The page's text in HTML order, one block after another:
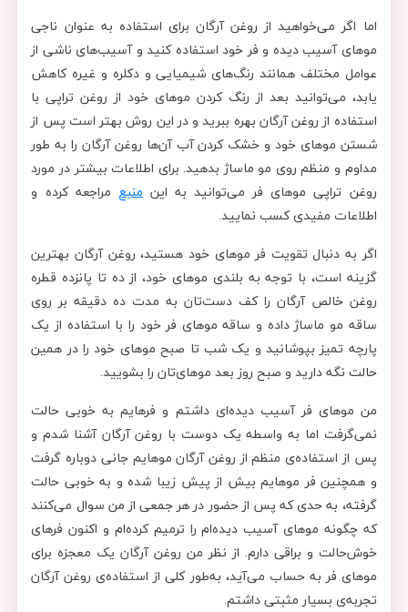
اما اگر می‌خواهید از روغن آرگان برای استفاده به عنوان ناجی
موهای آسیب دیده و فر خود استفاده کنید و آسیب‌های ناشی از
عوامل مختلف همانند رنگ‌های شیمیایی و دکلره و غیره کاهش
یابد، می‌توانید بعد از رنگ کردن موهای خود از روغن تراپی با
استفاده از روغن آرگان بهره ببرید و در این روش بهتر است پس از
شستن موهای خود و خشک کردن آب آن‌ها روغن آرگان را به طور
مداوم و منظم روی مو ماساژ بدهید. برای اطلاعات بیشتر در مورد
روغن تراپی موهای فر می‌توانید به اینمنبع مراجعه کرده و
اطلاعات مفیدی کسب نمایید.
اگر به دنبال تقویت فر موهای خود هستید، روغن آرگان بهترین
گزینه است، با توجه به بلندی موهای خود، از ده تا پانزده قطره
روغن خالص آرگان را کف دست‌تان به مدت ده دقیقه بر روی
ساقه مو ماساژ داده و ساقه موهای فر خود را با استفاده از یک
پارچه تمیز بپوشانید و یک شب تا صبح موهای خود را در همین
حالت نگه دارید و صبح روز بعد موهای‌تان را بشویید.
من موهای فر آسیب دیده‌ای داشتم و فرهایم به خوبی حالت
نمی‌گرفت اما به واسطه یک دوست با روغن آرگان آشنا شدم و
پس از استفاده‌ی منظم از روغن آرگان موهایم جانی دوباره گرفت
و همچنین فر موهایم بیش از پیش زیبا شده و به خوبی حالت
گرفته، به حدی که پس از حضور در هر جمعی از من سوال می‌کنند
که چگونه موهای آسیب دیده‌ام را ترمیم کرده‌ام و اکنون فرهای
خوش‌حالت و براقی دارم. از نظر من روغن آرگان یک معجزه برای
موهای فر به حساب می‌آید، به‌طور کلی از استفاده‌ی روغن آرگان
تجربه‌ی بسیار مثبتی داشتم.